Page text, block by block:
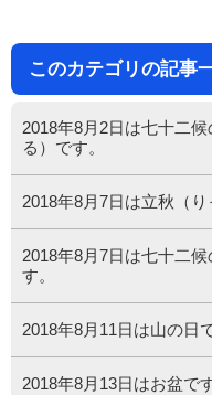
このカテゴリの記事
2018年8月2日は七十二
る）です。
2018年8月7日は立秋（り
2018年8月7日は七十二
す。
2018年8月11日は山の日
2018年8月13日はお盆です